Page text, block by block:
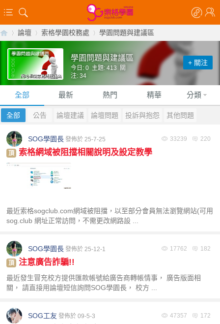
»
論壇
›
索格學園校務處 學園問題與建議區
+ 關注
學園問題與建議區
今日: 0 主題: 413 關
注: 34
全部 最新 熱門 精華 分類
全部 公告 論壇建議 論壇問題 投訴與抱怨 其他問題
33239 220
SOG學園長 發佈於 25-7-25
頂
索格網域被阻擋相關說明及設定教學
最近索格sogclub.com網域被阻擋，以至部分會員無法瀏覽網站(可用
sog.club 網址正常訪問，不需更改網路設 ...
17762 182
SOG學園長 發佈於 25-12-1
頂
注意廣告詐騙!!
最近發生冒充校方提供匯款帳號給廣告商轉帳情事， 廣告版面相
關， 請直接用論壇短信詢問SOG學園長， 校方 ...
47357 172
SOG工友 發佈於 09-5-3